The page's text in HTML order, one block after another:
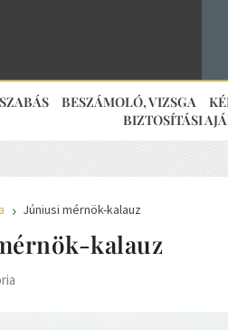
BESZÁMOLÓ, VIZSGA
BIZTOSÍTÁSI
5 Júniusi mérnök-kalauz
kalauz